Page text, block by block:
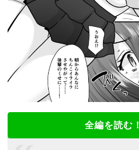
全編を読む！